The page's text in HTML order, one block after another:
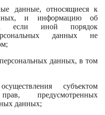
данные, относящиеся к
и информацию об
если иной порядок
данных не
данных, в том
субъектом
предусмотренных
данных;